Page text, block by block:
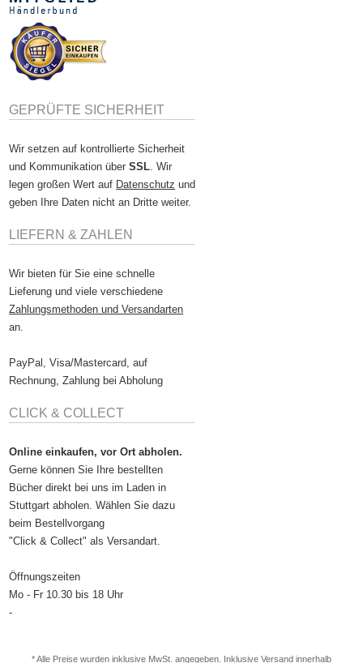
GEPRÜFTE SICHERHEIT
Wir setzen auf kontrollierte Sicherheit
und Kommunikation überSSL . Wir
legen großen Wert auf Datenschutz und
geben Ihre Daten nicht an Dritte weiter.
LIEFERN & ZAHLEN
Wir bieten für Sie eine schnelle
Lieferung und viele verschiedene
Zahlungsmethoden und Versandarten
an.
PayPal, Visa/Mastercard, auf
Rechnung, Zahlung bei Abholung
CLICK & COLLECT
Online einkaufen, vor Ort abholen.
Gerne können Sie Ihre bestellten
Bücher direkt bei uns im Laden in
Stuttgart abholen. Wählen Sie dazu
beim Bestellvorgang
"Click & Collect" als Versandart.
Öffnungszeiten
Mo - Fr 10.30 bis 18 Uhr
-
* Alle Preise wurden inklusive MwSt. angegeben. Inklusive Versand innerhalb